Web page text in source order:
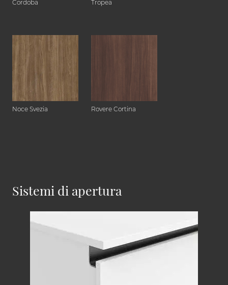
Cordoba Tropea
Noce Svezia Rovere Cortina
Sistemi di apertura